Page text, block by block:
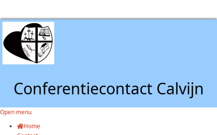
Conferentiecontact Calvijn
Open menu
Home